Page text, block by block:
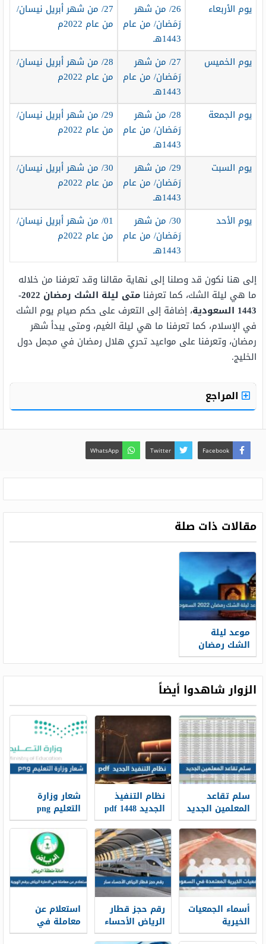
يوم الأربعاء
26/ من شهر
رَمَضان/ من عام
1443هـ
27/ من شهر أبريل نيسان/
من عام 2022م
يوم الخميس
27/ من شهر
رَمَضان/ من عام
1443هـ
28/ من شهر أبريل نيسان/
من عام 2022م
يوم الجمعة
28/ من شهر
رَمَضان/ من عام
1443هـ
29/ من شهر أبريل نيسان/
من عام 2022م
يوم السبت
29/ من شهر
رَمَضان/ من عام
1443هـ
30/ من شهر أبريل نيسان/
من عام 2022م
يوم الأحد
30/ من شهر
رَمَضان/ من عام
1443هـ
01/ من شهر أبريل نيسان/
من عام 2022م
إلى هنا نكون قد وصلنا إلى نهاية مقالنا وقد تعرفنا من خلاله
ما هي ليلة الشك، كما تعرفنا
متى ليلة الشك رمضان 2022-
1443 السعودية
، إضافة إلى التعرف على حكم صيام يوم الشك
في الإسلام، كما تعرفنا ما هي ليلة الغيم، ومتى يبدأ شهر
رمضان، وتعرفنا على مواعيد تحري هلال رمضان في مجمل دول
الخليج.
المراجع
Facebook
Twitter
WhatsApp
مقالات ذات صلة
موعد ليلة
الشك رمضان
2022 السعودية
الزوار شاهدوا أيضاً
سلم تقاعد
المعلمين الجديد
1448
نظام التنفيذ
الجديد 1448 pdf
شعار وزارة
التعليم png
الجديد 1448
أسماء الجمعيات
الخيرية
المعتمدة في
رقم حجز قطار
الرياض الأحساء
سار محطة
استعلام عن
معاملة في
الامارة الرياض